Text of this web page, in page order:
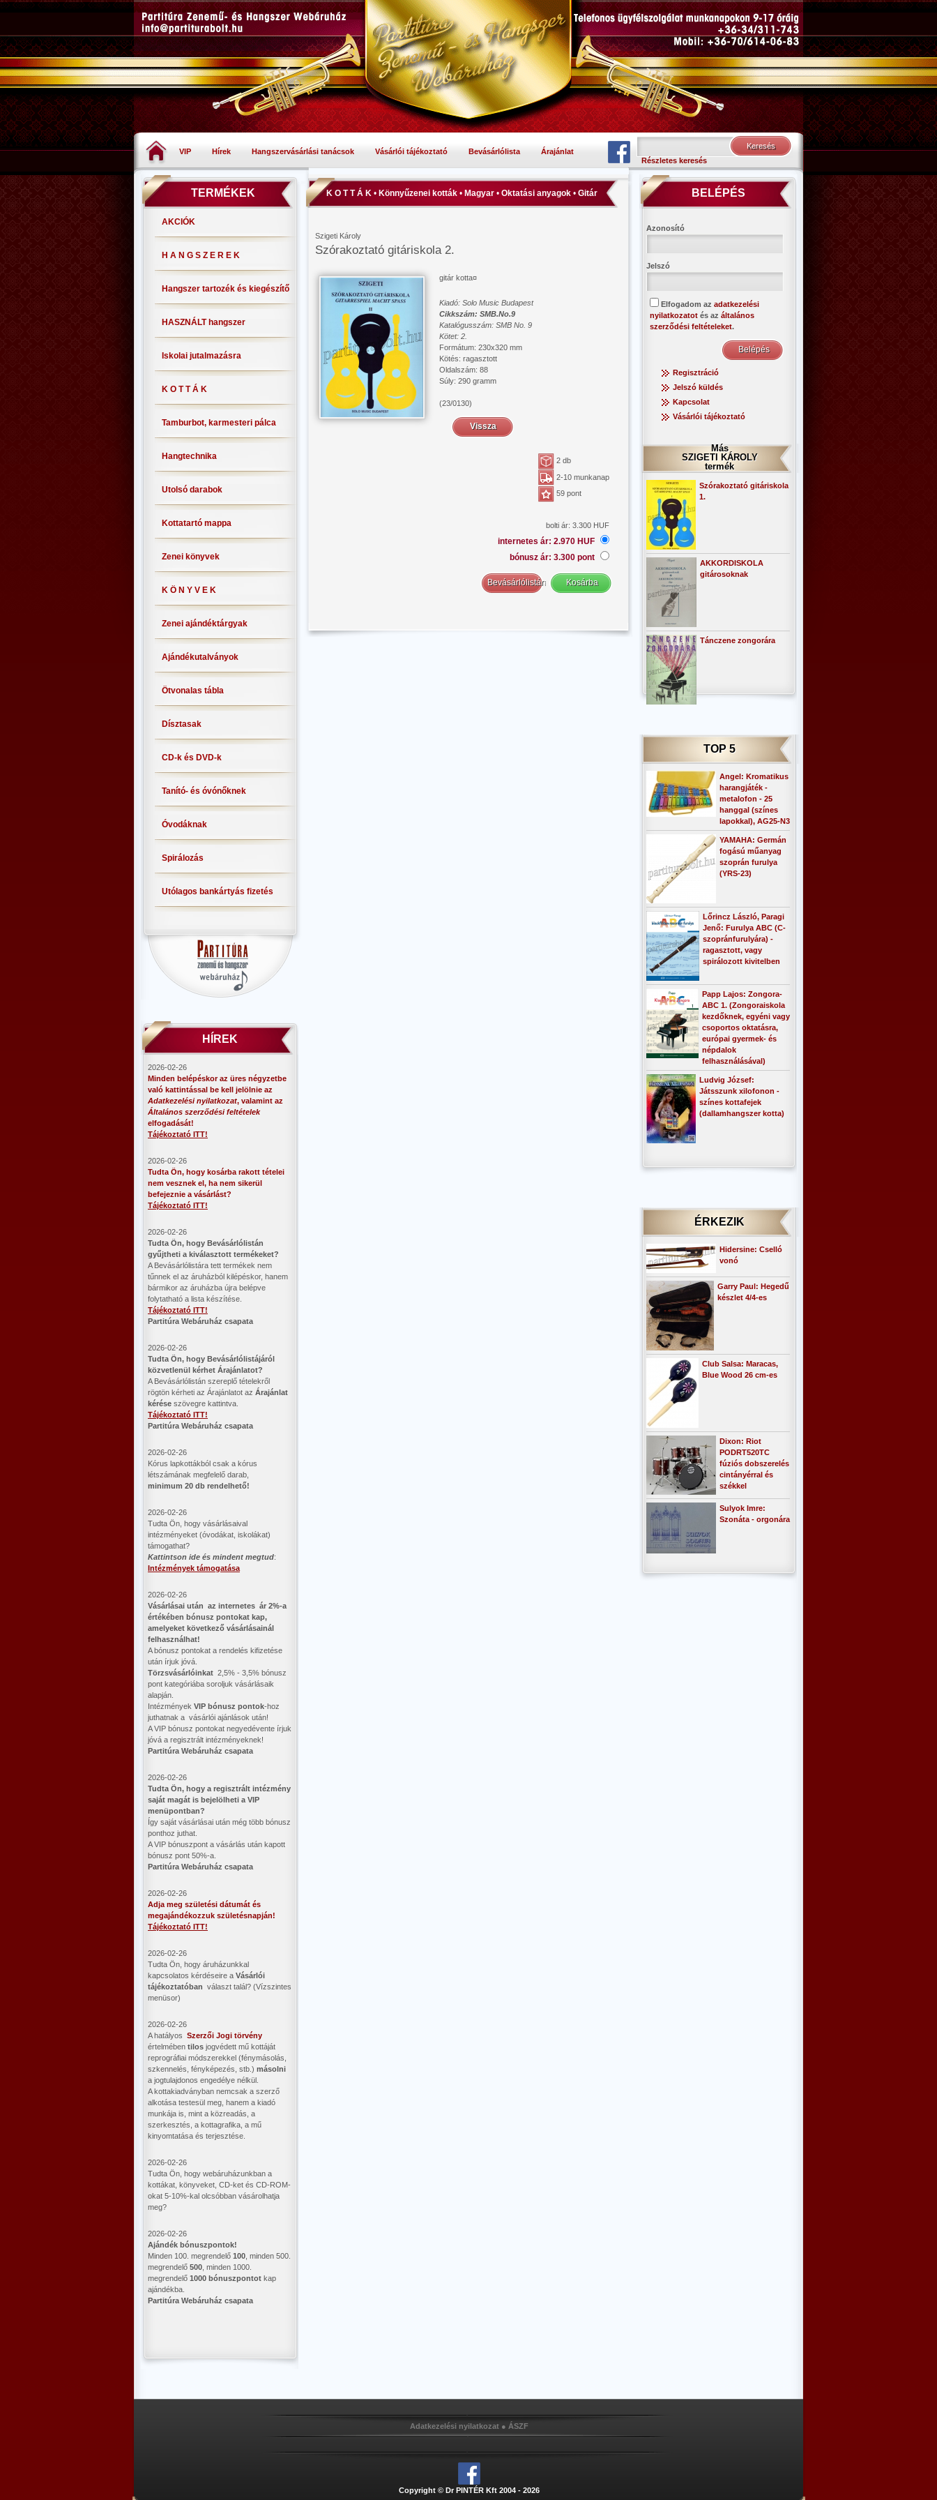
VIP Hírek Hangszervásárlási tanácsok Vásárlói tájékoztató Bevásárlólista
Árajánlat
Részletes keresés
TERMÉKEK
AKCIÓK
H A N G S Z E R E K
Hangszer tartozék és kiegészítő
HASZNÁLT hangszer
Iskolai jutalmazásra
K O T T Á K
Tamburbot, karmesteri pálca
Hangtechnika
Utolsó darabok
Kottatartó mappa
Zenei könyvek
K Ö N Y V E K
Zenei ajándéktárgyak
Ajándékutalványok
Ötvonalas tábla
Dísztasak
CD-k és DVD-k
Tanító- és óvónőknek
Óvodáknak
Spirálozás
Utólagos bankártyás fizetés
HÍREK
2026-02-26
Minden belépéskor az üres négyzetbe
való kattintással be kell jelölnie az
Adatkezelési nyilatkozat, valamint az
Általános szerződési feltételek
elfogadását!
Tájékoztató ITT!
2026-02-26
Tudta Ön, hogy kosárba rakott tételei
nem vesznek el, ha nem sikerül
befejeznie a vásárlást?
Tájékoztató ITT!
2026-02-26
​Tudta Ön, hogy Bevásárlólistán
gyűjtheti a kiválasztott termékeket?
A Bevásárlólistára tett termékek nem
tűnnek el az áruházból kilépéskor, hanem
bármikor az áruházba újra belépve
folytatható a lista készítése.
Tájékoztató ITT!
Partitúra Webáruház csapata
2026-02-26
​Tudta Ön, hogy Bevásárlólistájáról
közvetlenül kérhet Árajánlatot?
A Bevásárlólistán szereplő tételekről
rögtön kérheti az Árajánlatot az Árajánlat
kérése szövegre kattintva.
Tájékoztató ITT!
Partitúra Webáruház csapata
2026-02-26
Kórus lapkottákból csak a kórus
létszámának megfelelő darab,
minimum 20 db rendelhető!
2026-02-26
Tudta Ön, hogy vásárlásaival
intézményeket (óvodákat, iskolákat)
támogathat?
Kattintson ide és mindent megtud:
Intézmények támogatása
2026-02-26
Vásárlásai után az internetes ár 2%-a
értékében bónusz pontokat kap,
amelyeket következő vásárlásainál
felhasználhat!
A bónusz pontokat a rendelés kifizetése
után írjuk jóvá.
Törzsvásárlóinkat 2,5% - 3,5% bónusz
pont kategóriába soroljuk vásárlásaik
alapján.
Intézmények VIP bónusz pontok-hoz
juthatnak a vásárlói ajánlások után!
A VIP bónusz pontokat negyedévente írjuk
jóvá a regisztrált intézményeknek!
Partitúra Webáruház csapata
2026-02-26
​Tudta Ön, hogy a regisztrált intézmény
saját magát is bejelölheti a VIP
menüpontban?
Így saját vásárlásai után még több bónusz
ponthoz juthat.
A VIP bónuszpont a vásárlás után kapott
bónusz pont 50%-a.
Partitúra Webáruház csapata
2026-02-26
Adja meg születési dátumát és
megajándékozzuk születésnapján!
Tájékoztató ITT!
2026-02-26
Tudta Ön, hogy áruházunkkal
kapcsolatos kérdéseire a Vásárlói
tájékoztatóban választ talál? (Vízszintes
menüsor)
2026-02-26
A hatályos Szerzői Jogi törvény
értelmében tilos jogvédett mű kottáját
reprográfiai módszerekkel (fénymásolás,
szkennelés, fényképezés, stb.) másolni
a jogtulajdonos engedélye nélkül.
A kottakiadványban nemcsak a szerző
alkotása testesül meg, hanem a kiadó
munkája is, mint a közreadás, a
szerkesztés, a kottagrafika, a mű
kinyomtatása és terjesztése.
2026-02-26
Tudta Ön, hogy webáruházunkban a
kottákat, könyveket, CD-ket és CD-ROM-
okat 5-10%-kal olcsóbban vásárolhatja
meg?
2026-02-26
Ajándék bónuszpontok!
Minden 100. megrendelő 100 , minden 500.
megrendelő 500 , minden 1000.
megrendelő 1000 bónuszpontot kap
ajándékba.
Partitúra Webáruház csapata
K O T T Á K • Könnyűzenei kották • Magyar • Oktatási anyagok • Gitár
Szigeti Károly
Szórakoztató gitáriskola 2.
gitár kotta¤
Kiadó: Solo Music Budapest
Cikkszám: SMB.No.9
Katalógusszám: SMB No. 9
Kötet: 2.
Formátum: 230x320 mm
Kötés: ragasztott
Oldalszám: 88
Súly: 290 gramm
(23/0130)
Vissza
2 db
2-10 munkanap
59 pont
bolti ár: 3.300 HUF
internetes ár: 2.970 HUF
bónusz ár: 3.300 pont
BELÉPÉS
Azonosító
Jelszó
Elfogadom az adatkezelési
nyilatkozatot és az általános
szerződési feltételeket.
Regisztráció
Jelszó küldés
Kapcsolat
Vásárlói tájékoztató
Más
SZIGETI KÁROLY
termék
Szórakoztató gitáriskola
1.
AKKORDISKOLA
gitárosoknak
Tánczene zongorára
TOP 5
Angel: Kromatikus
harangjáték -
metalofon - 25
hanggal (színes
lapokkal), AG25-N3
YAMAHA: Germán
fogású műanyag
szoprán furulya
(YRS-23)
Lőrincz László, Paragi
Jenő: Furulya ABC (C-
szopránfurulyára) -
ragasztott, vagy
spirálozott kivitelben
Papp Lajos: Zongora-
ABC 1. (Zongoraiskola
kezdőknek, egyéni vagy
csoportos oktatásra,
európai gyermek- és
népdalok
felhasználásával)
Ludvig József:
Játsszunk xilofonon -
színes kottafejek
(dallamhangszer kotta)
ÉRKEZIK
Hidersine: Cselló
vonó
Garry Paul: Hegedű
készlet 4/4-es
Club Salsa: Maracas,
Blue Wood 26 cm-es
Dixon: Riot
PODRT520TC
fúziós dobszerelés
cintányérral és
székkel
Sulyok Imre:
Szonáta - orgonára
Adatkezelési nyilatkozat● ÁSZF
Copyright © Dr PINTÉR Kft 2004 - 2026